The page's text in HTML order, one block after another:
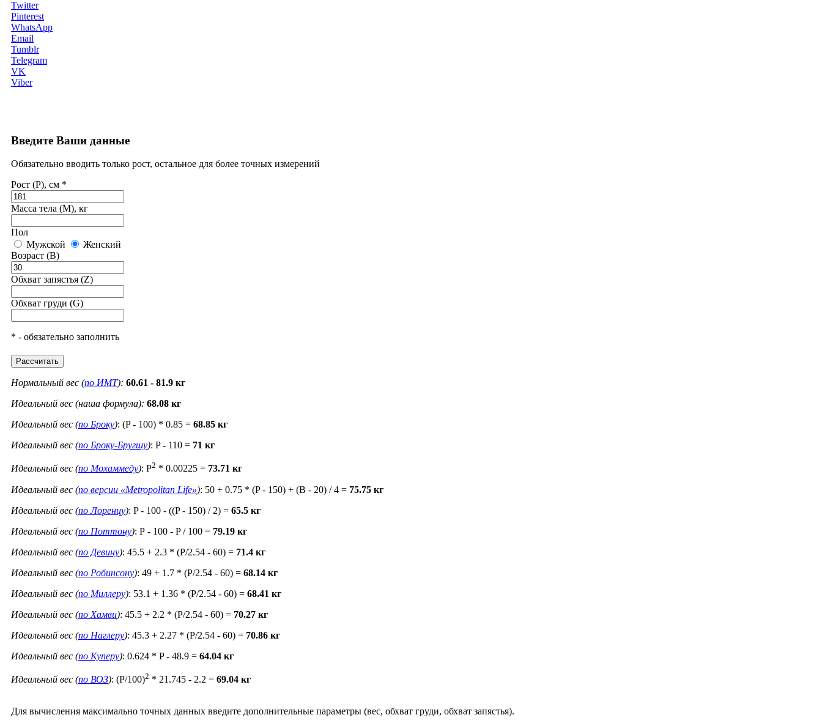
Twitter
Pinterest
WhatsApp
Email
Tumblr
Telegram
VK
Viber
Введите Ваши данные
Обязательно вводить только рост, остальное для более точных измерений
Рост (P), см *
Масса тела (M), кг
Пол
Мужской
Женский
Возраст (B)
Обхват запястья (Z)
Обхват груди (G)
* - обязательно заполнить
Рассчитать
Нормальный вес (по ИМТ): 60.61 - 81.9 кг
Идеальный вес (наша формула): 68.08 кг
Идеальный вес (по Броку): (P - 100) * 0.85 = 68.85 кг
Идеальный вес (по Броку-Бругшу): P - 110 = 71 кг
Идеальный вес (по Мохаммеду): P2 * 0.00225 = 73.71 кг
Идеальный вес (по версии «Metropolitan Life»): 50 + 0.75 * (P - 150) + (B - 20) / 4 = 75.75 кг
Идеальный вес (по Лоренцу): P - 100 - ((P - 150) / 2) = 65.5 кг
Идеальный вес (по Поттону): Р - 100 - P / 100 = 79.19 кг
Идеальный вес (по Девину): 45.5 + 2.3 * (P/2.54 - 60) = 71.4 кг
Идеальный вес (по Робинсону): 49 + 1.7 * (P/2.54 - 60) = 68.14 кг
Идеальный вес (по Миллеру): 53.1 + 1.36 * (P/2.54 - 60) = 68.41 кг
Идеальный вес (по Хамви): 45.5 + 2.2 * (P/2.54 - 60) = 70.27 кг
Идеальный вес (по Наглеру): 45.3 + 2.27 * (P/2.54 - 60) = 70.86 кг
Идеальный вес (по Куперу): 0.624 * P - 48.9 = 64.04 кг
Идеальный вес (по ВОЗ): (P/100)2 * 21.745 - 2.2 = 69.04 кг
Для вычисления максимально точных данных введите дополнительные параметры (вес, обхват груди, обхват запястья).